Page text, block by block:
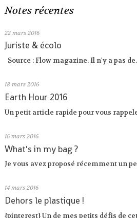
Notes récentes
22 mars 2016
Juriste & écolo
Source : Flow magazine. Il n'y a pas
18 mars 2016
Earth Hour 2016
Un petit article rapide pour vous
16 mars 2016
What's in my bag ?
Je vous avez proposé récemment un
14 mars 2016
Dehors le plastique !
{pinterest} Un de mes petits défis de